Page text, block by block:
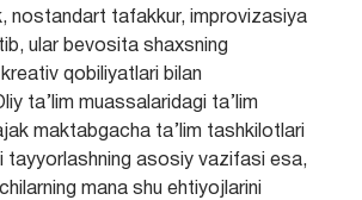
nostandart tafakkur, improvizasiya
ular bevosita shaxsning
qobiliyatlari bilan
ta’lim muassalaridagi ta’lim
maktabgacha ta’lim tashkilotlari
tayyorlashning asosiy vazifasi esa,
mana shu ehtiyojlarini